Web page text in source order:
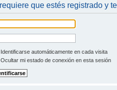
que estés registrado y
Identificarse automáticamente en cada visita
Ocultar mi estado de conexión en esta sesión